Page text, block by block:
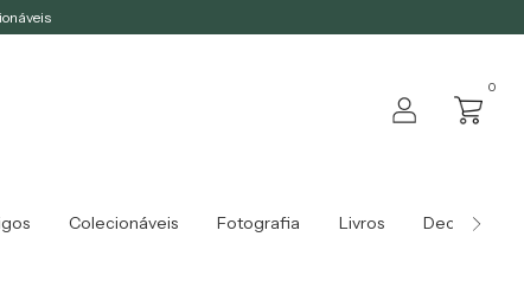
0
Colecionáveis Fotografia Livros Decoração